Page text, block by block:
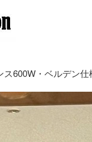
600W・ベルデン仕